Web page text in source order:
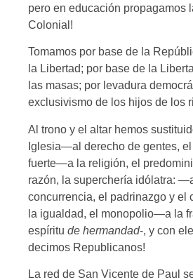
pero en educación propagamos
Colonial!
Tomamos por base de la
la Libertad; por base de la
las masas; por levadura
exclusivismo de los hijos de los
Al trono y el altar hemos
Iglesia—al derecho de gentes,
fuerte—a la religión, el
razón, la superchería idólatra:
concurrencia, el padrinazgo y
la igualdad, el monopolio—a la
espíritu de hermandad-, y con
decimos Republicanos!
La red de San Vicente de Paul